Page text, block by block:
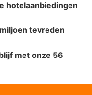
hotelaanbiedingen
tevreden
met onze 56